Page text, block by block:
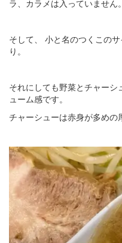
ラ、カラメは入っていません。
そして、 小と名のつくこの
り。
それにしても野菜とチャーシ
ューム感です。
チャーシューは赤身が多めの